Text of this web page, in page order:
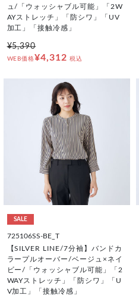
ュ/「ウォッシャブル可能」「2W
AYストレッチ」「防シワ」「UV
加工」「接触冷感」
¥5,390
WEB価格¥4,312 税込
SALE
725106SS-BE_T
【SILVER LINE/7分袖】バンドカ
ラープルオーバー/ベージュ×ネイ
ビー/「ウォッシャブル可能」「2
WAYストレッチ」「防シワ」「U
V加工」「接触冷感」